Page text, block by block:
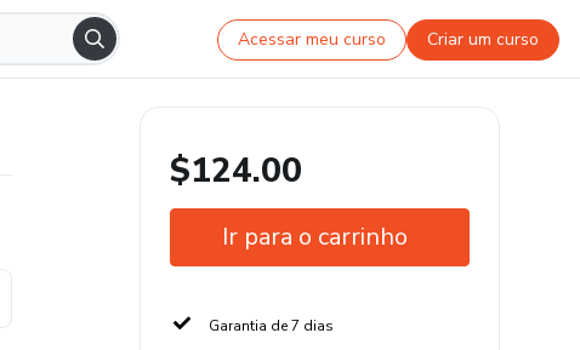
Acessar meu curso Criar um curso
$124.00
Ir para o carrinho
Garantia de 7 dias